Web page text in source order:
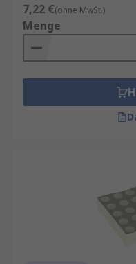
7,22 €(ohne MwSt.)
Menge